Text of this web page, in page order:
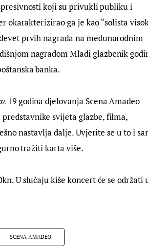
koji su privukli publiku i
okarakterizirao ga je kao “solista
prvih nagrada na međunarodnim
nagradom Mladi glazbenik
banka.
19 godina djelovanja Scena Amadeo
svijeta glazbe, filma,
nastavlja dalje. Uvjerite se u to i
tražiti karta više.
U slučaju kiše koncert će se održati
SCENA AMADEO